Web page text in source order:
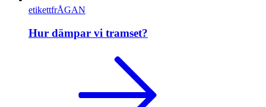
etikettfrÅGAN
Hur dämpar vi tramset?